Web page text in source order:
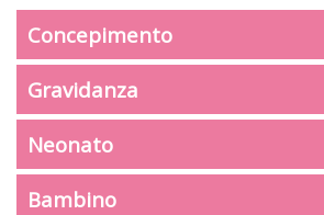
Concepimento
Gravidanza
Neonato
Bambino